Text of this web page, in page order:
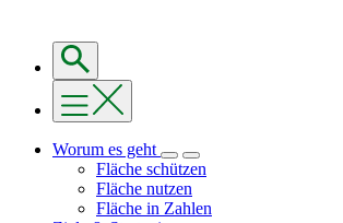
Worum es geht
Fläche schützen
Fläche nutzen
Fläche in Zahlen